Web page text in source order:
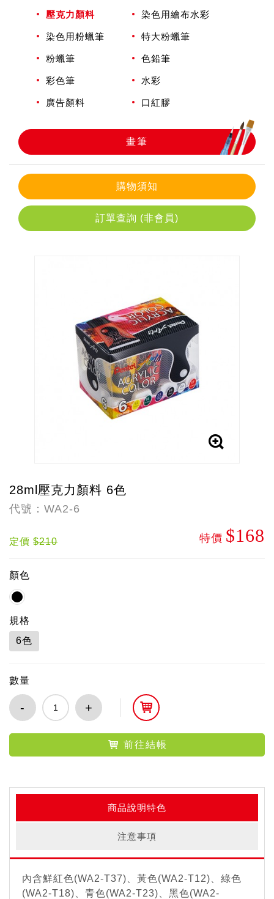
修正系列
壓克力顏料 染色用繪布水彩
染色用粉蠟筆 特大粉蠟筆
粉蠟筆 色鉛筆
彩色筆 水彩
廣告顏料 口紅膠
畫筆
購物須知
訂單查詢 (非會員)
28ml壓克力顏料 6色
代號：WA2-6
定價 $210 特價 $168
顏色
規格
6色
數量
- +
前往結帳
商品說明特色
注意事項
內含鮮紅色(WA2-T37)、黃色(WA2-T12)、綠色
(WA2-T18)、青色(WA2-T23)、黑色(WA2-